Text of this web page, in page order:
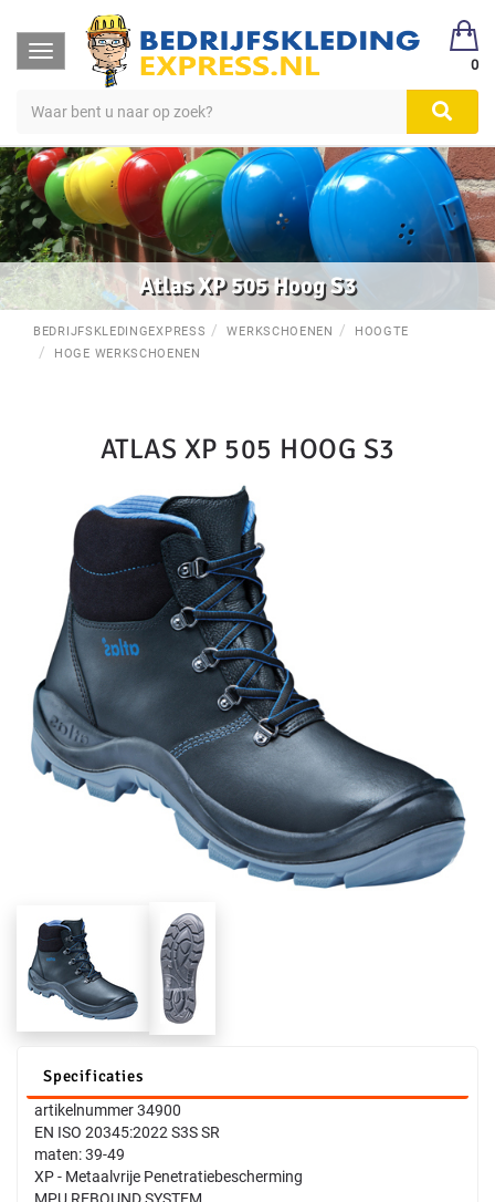
Toggle
navigation
0
Atlas XP 505 Hoog S3
BEDRIJFSKLEDINGEXPRESS WERKSCHOENEN
HOOGTE
HOGE WERKSCHOENEN
ATLAS XP 505 HOOG S3
Specificaties
artikelnummer 34900
EN ISO 20345:2022 S3S SR
maten: 39-49
XP - Metaalvrije Penetratiebescherming